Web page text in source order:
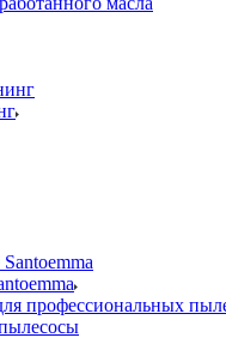
профессиональных